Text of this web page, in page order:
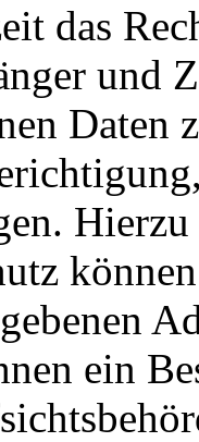
das
und
Daten
ein